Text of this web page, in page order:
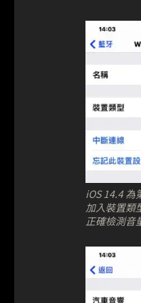
iOS 14.4 為
加入裝置類
正確檢測音